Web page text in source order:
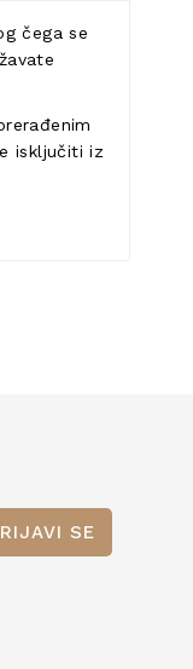
čega se
isključiti iz
SE